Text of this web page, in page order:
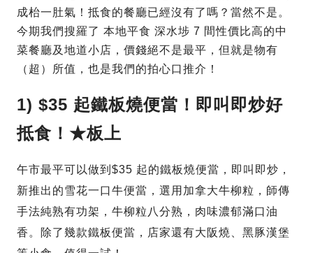
成枱一肚氣！抵食的餐廳已經沒有了嗎？當然不是。
今期我們搜羅了 本地平食 深水埗 7 間性價比高的中
菜餐廳及地道小店，價錢絕不是最平，但就是物有
（超）所值，也是我們的拍心口推介！
1) $35 起鐵板燒便當！即叫即炒好
抵食！★板上
午市最平可以做到$35 起的鐵板燒便當，即叫即炒，
新推出的雪花一口牛便當，選用加拿大牛柳粒，師傳
手法純熟有功架，牛柳粒八分熟，肉味濃郁滿口油
香。除了幾款鐵板便當，店家還有大阪燒、黑豚漢堡